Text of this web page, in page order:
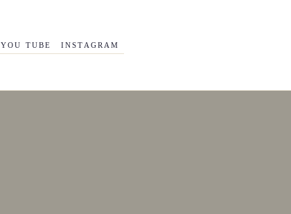
YOU TUBE INSTAGRAM